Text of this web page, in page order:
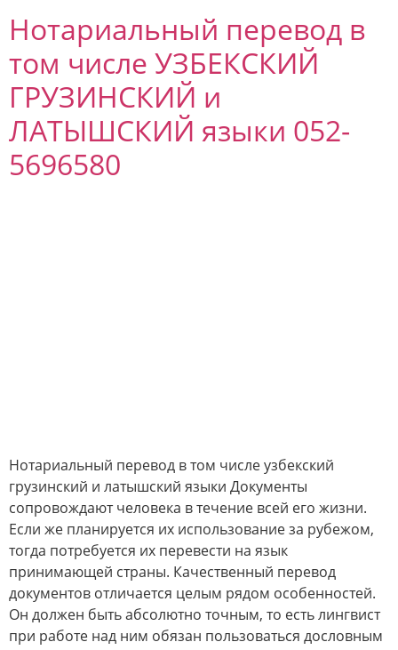
Нотариальный перевод в
том числе УЗБЕКСКИЙ
ГРУЗИНСКИЙ и
ЛАТЫШСКИЙ языки 052-
5696580
Нотариальный перевод в том числе узбекский
грузинский и латышский языки Документы
сопровождают человека в течение всей его жизни.
Если же планируется их использование за рубежом,
тогда потребуется их перевести на язык
принимающей страны. Качественный перевод
документов отличается целым рядом особенностей.
Он должен быть абсолютно точным, то есть лингвист
при работе над ним обязан пользоваться дословным